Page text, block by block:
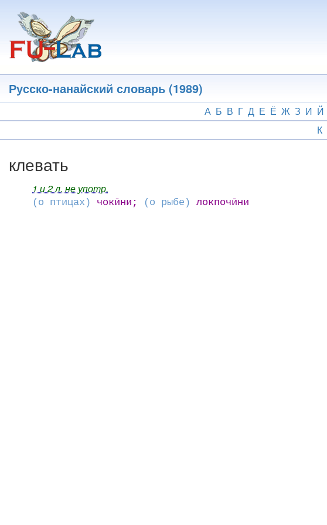
основному
содержанию
Русско-нанайский словарь (1989)
А Б В Г Д Е Ё Ж З И Й
К
клевать
1 и 2 л. не употр.
(о птицах) чокӣни; (о рыбе) локпочӣни